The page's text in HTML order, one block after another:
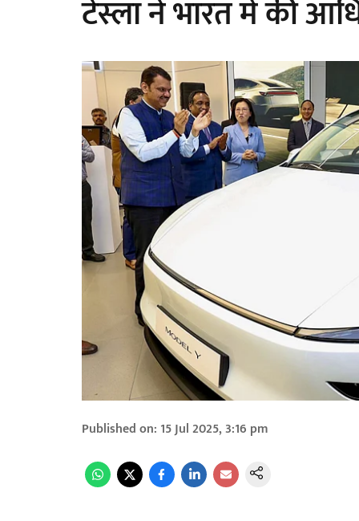
टेस्ला ने भारत में की
Published on: 15 Jul 2025, 3:16 pm